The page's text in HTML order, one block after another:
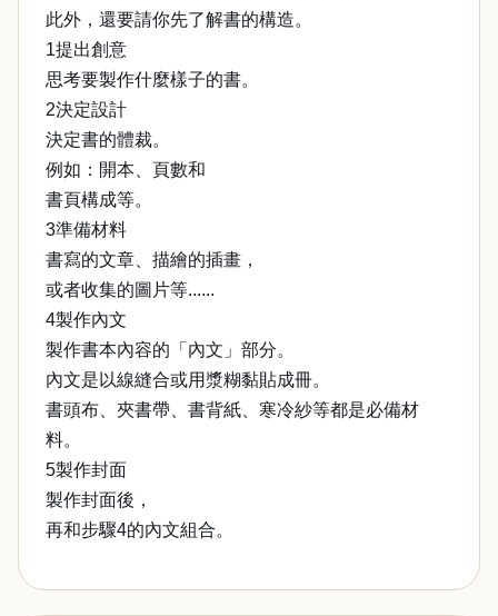
此外，還要請你先了解書的構造。
1提出創意
思考要製作什麼樣子的書。
2決定設計
決定書的體裁。
例如：開本、頁數和
書頁構成等。
3準備材料
書寫的文章、描繪的插畫，
或者收集的圖片等......
4製作內文
製作書本內容的「內文」部分。
內文是以線縫合或用漿糊黏貼成冊。
書頭布、夾書帶、書背紙、寒冷紗等都是必備材
料。
5製作封面
製作封面後，
再和步驟4的內文組合。